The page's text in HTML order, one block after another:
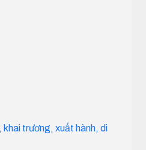
trương, xuất hành, di